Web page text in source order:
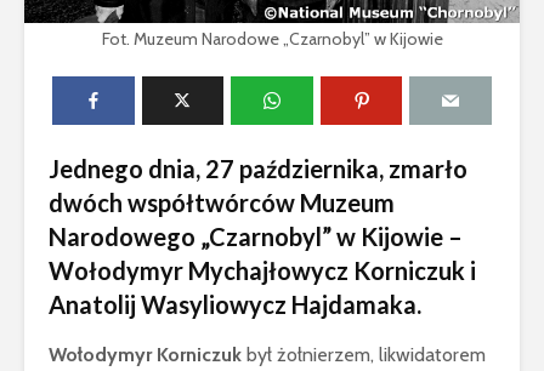
Fot. Muzeum Narodowe „Czarnobyl” w Kijowie
Jednego dnia, 27 października, zmarło
dwóch współtwórców Muzeum
Narodowego „Czarnobyl” w Kijowie –
Wołodymyr Mychajłowycz Korniczuk i
Anatolij Wasyliowycz Hajdamaka.
Wołodymyr Korniczuk był żołnierzem, likwidatorem